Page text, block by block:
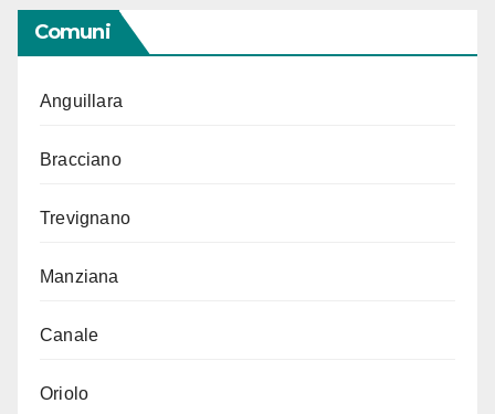
Comuni
Anguillara
Bracciano
Trevignano
Manziana
Canale
Oriolo